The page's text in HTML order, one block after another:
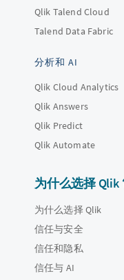
Qlik Talend Cloud
Talend Data Fabric
分析和 AI
Qlik Cloud Analytics
Qlik Answers
Qlik Predict
Qlik Automate
为什么选择 Qlik
为什么选择 Qlik
信任与安全
信任和隐私
信任与 AI